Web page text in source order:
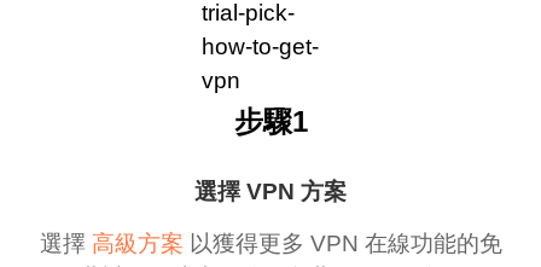
選擇 VPN 方案
選擇 高級方案 以獲得更多 VPN 在線功能的免
步驟1